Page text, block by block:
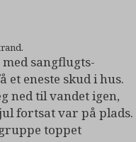
sangflugts-
et eneste skud i hus.
ned til vandet igen,
fortsat var på plads.
toppet